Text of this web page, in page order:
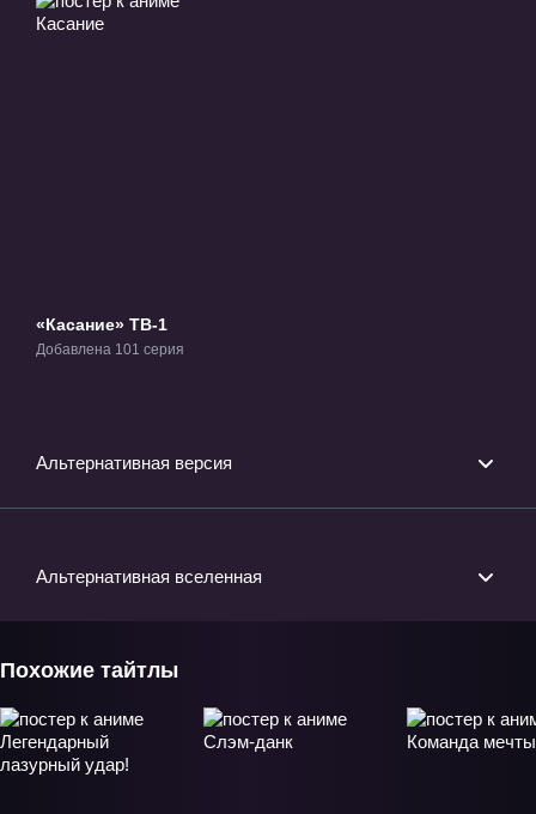
«Касание» ТВ-1
Добавлена 101 серия
Альтернативная версия
Альтернативная вселенная
Похожие тайтлы